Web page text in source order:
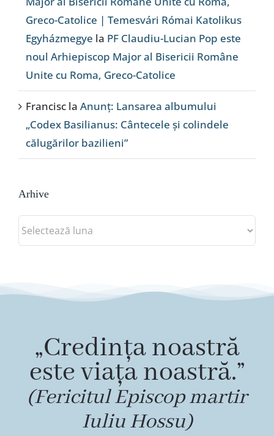
Greco-Catolice | Temesvári Római Katolikus
Egyházmegye la PF Claudiu-Lucian Pop este
noul Arhiepiscop Major al Bisericii Române
Unite cu Roma, Greco-Catolice
Francisc la Anunț: Lansarea albumului
„Codex Basilianus: Cântecele și colindele
călugărilor bazilieni”
Arhive
Arhive
„Credința noastră
este viața noastră.”
(Fericitul Episcop martir
Iuliu Hossu)